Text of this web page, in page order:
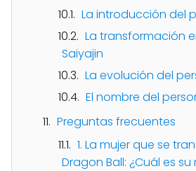
La introducción del
La transformación
Saiyajin
La evolución del
El nombre del
Preguntas frecuentes
1. La mujer que se
Dragon Ball: ¿Cuál es